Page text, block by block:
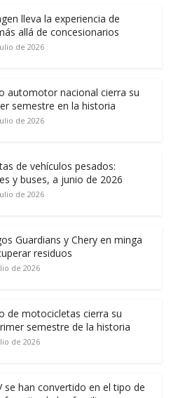
lleva la experiencia de
allá de concesionarios
de 2026
automotor nacional cierra su
semestre en la historia
de 2026
de vehículos pesados:
y buses, a junio de 2026
de 2026
Guardians y Chery en minga
residuos
de 2026
de motocicletas cierra su
semestre de la historia
de 2026
se han convertido en el tipo de